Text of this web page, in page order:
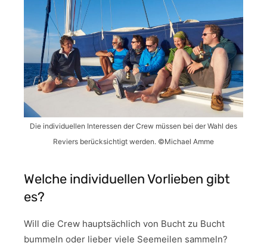
Die individuellen Interessen der Crew müssen bei der Wahl des
Reviers berücksichtigt werden. ©Michael Amme
Welche individuellen Vorlieben gibt
es?
Will die Crew hauptsächlich von Bucht zu Bucht
bummeln oder lieber viele Seemeilen sammeln?